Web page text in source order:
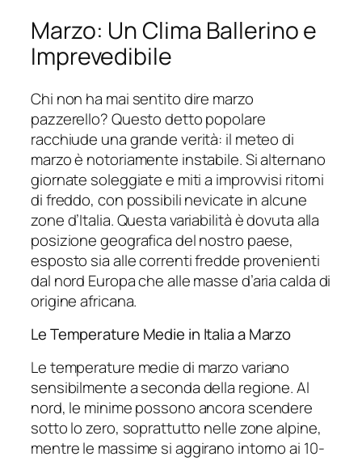
Marzo: Un Clima Ballerino e
Imprevedibile
Chi non ha mai sentito dire marzo
pazzerello? Questo detto popolare
racchiude una grande verità: il meteo di
marzo è notoriamente instabile. Si alternano
giornate soleggiate e miti a improvvisi ritorni
di freddo, con possibili nevicate in alcune
zone d’Italia. Questa variabilità è dovuta alla
posizione geografica del nostro paese,
esposto sia alle correnti fredde provenienti
dal nord Europa che alle masse d’aria calda di
origine africana.
Le Temperature Medie in Italia a Marzo
Le temperature medie di marzo variano
sensibilmente a seconda della regione. Al
nord, le minime possono ancora scendere
sotto lo zero, soprattutto nelle zone alpine,
mentre le massime si aggirano intorno ai 10-